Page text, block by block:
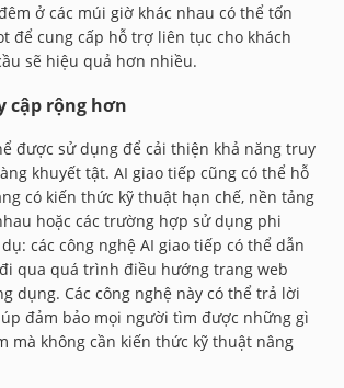
ở các múi giờ khác nhau có thể tốn
để cung cấp hỗ trợ liên tục cho khách
sẽ hiệu quả hơn nhiều.
cập rộng hơn
được sử dụng để cải thiện khả năng truy
khuyết tật. AI giao tiếp cũng có thể hỗ
có kiến thức kỹ thuật hạn chế, nền tảng
hoặc các trường hợp sử dụng phi
các công nghệ AI giao tiếp có thể dẫn
qua quá trình điều hướng trang web
dụng. Các công nghệ này có thể trả lời
đảm bảo mọi người tìm được những gì
mà không cần kiến thức kỹ thuật nâng